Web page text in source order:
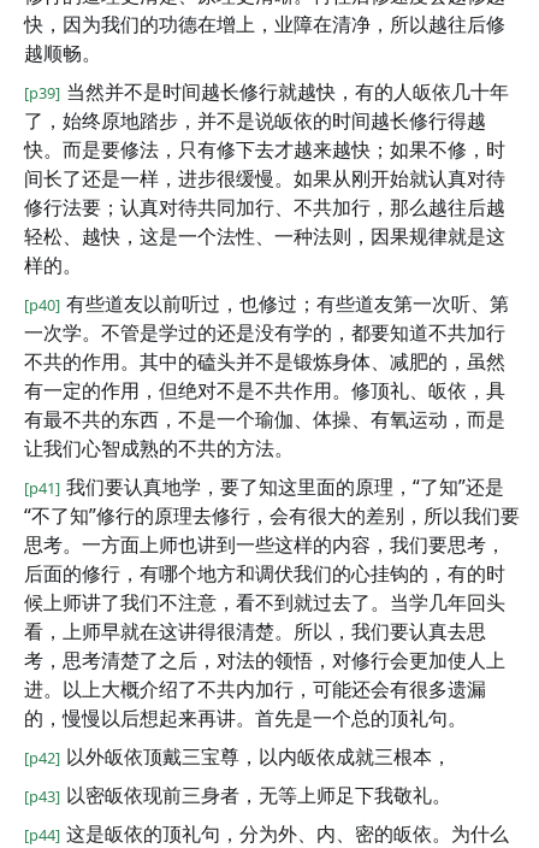
快，因为我们的功德在增上，业障在清净，所以越往后修
越顺畅。
[p39] 当然并不是时间越长修行就越快，有的人皈依几十年
了，始终原地踏步，并不是说皈依的时间越长修行得越
快。而是要修法，只有修下去才越来越快；如果不修，时
间长了还是一样，进步很缓慢。如果从刚开始就认真对待
修行法要；认真对待共同加行、不共加行，那么越往后越
轻松、越快，这是一个法性、一种法则，因果规律就是这
样的。
[p40] 有些道友以前听过，也修过；有些道友第一次听、第
一次学。不管是学过的还是没有学的，都要知道不共加行
不共的作用。其中的磕头并不是锻炼身体、减肥的，虽然
有一定的作用，但绝对不是不共作用。修顶礼、皈依，具
有最不共的东西，不是一个瑜伽、体操、有氧运动，而是
让我们心智成熟的不共的方法。
[p41] 我们要认真地学，要了知这里面的原理，“了知”还是
“不了知”修行的原理去修行，会有很大的差别，所以我们要
思考。一方面上师也讲到一些这样的内容，我们要思考，
后面的修行，有哪个地方和调伏我们的心挂钩的，有的时
候上师讲了我们不注意，看不到就过去了。当学几年回头
看，上师早就在这讲得很清楚。所以，我们要认真去思
考，思考清楚了之后，对法的领悟，对修行会更加使人上
进。以上大概介绍了不共内加行，可能还会有很多遗漏
的，慢慢以后想起来再讲。首先是一个总的顶礼句。
[p42] 以外皈依顶戴三宝尊，以内皈依成就三根本，
[p43] 以密皈依现前三身者，无等上师足下我敬礼。
[p44] 这是皈依的顶礼句，分为外、内、密的皈依。为什么